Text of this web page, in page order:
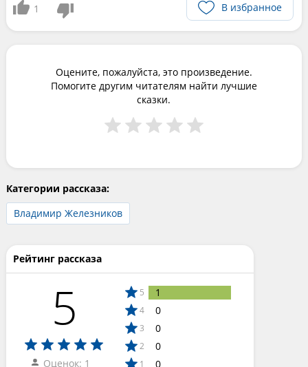
1 В избранное
Оцените, пожалуйста, это произведение.
Помогите другим читателям найти лучшие
сказки.
Категории рассказа:
Владимир Железников
Рейтинг рассказа
5
Оценок: 1
5 1
4 0
3 0
2 0
1 0